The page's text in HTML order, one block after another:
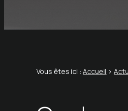
Vous êtes ici : Accueil >